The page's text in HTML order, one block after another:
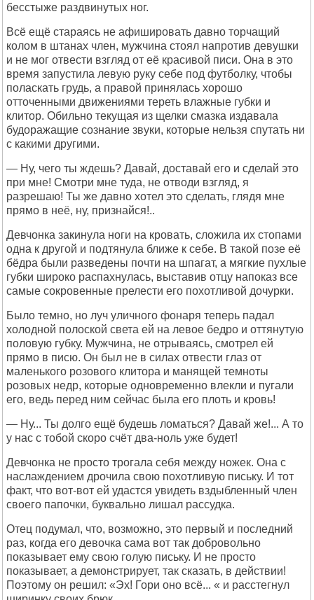
бесстыже раздвинутых ног.
Всё ещё стараясь не афишировать давно торчащий
колом в штанах член, мужчина стоял напротив девушки
и не мог отвести взгляд от её красивой писи. Она в это
время запустила левую руку себе под футболку, чтобы
поласкать грудь, а правой принялась хорошо
отточенными движениями тереть влажные губки и
клитор. Обильно текущая из щелки смазка издавала
будоражащие сознание звуки, которые нельзя спутать ни
с какими другими.
— Ну, чего ты ждешь? Давай, доставай его и сделай это
при мне! Смотри мне туда, не отводи взгляд, я
разрешаю! Ты же давно хотел это сделать, глядя мне
прямо в неё, ну, признайся!..
Девчонка закинула ноги на кровать, сложила их стопами
одна к другой и подтянула ближе к себе. В такой позе её
бёдра были разведены почти на шпагат, а мягкие пухлые
губки широко распахнулась, выставив отцу напоказ все
самые сокровенные прелести его похотливой дочурки.
Было темно, но луч уличного фонаря теперь падал
холодной полоской света ей на левое бедро и оттянутую
половую губку. Мужчина, не отрываясь, смотрел ей
прямо в писю. Он был не в силах отвести глаз от
маленького розового клитора и манящей темноты
розовых недр, которые одновременно влекли и пугали
его, ведь перед ним сейчас была его плоть и кровь!
— Ну... Ты долго ещё будешь ломаться? Давай же!... А то
у нас с тобой скоро счёт два-ноль уже будет!
Девчонка не просто трогала себя между ножек. Она с
наслаждением дрочила свою похотливую письку. И тот
факт, что вот-вот ей удастся увидеть вздыбленный член
своего папочки, буквально лишал рассудка.
Отец подумал, что, возможно, это первый и последний
раз, когда его девочка сама вот так добровольно
показывает ему свою голую письку. И не просто
показывает, а демонстрирует, так сказать, в действии!
Поэтому он решил: «Эх! Гори оно всё... « и расстегнул